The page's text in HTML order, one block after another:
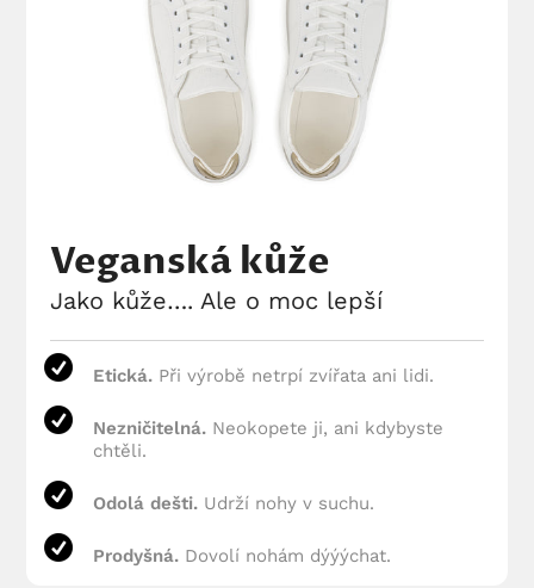
Veganská kůže
Jako kůže…. Ale o moc lepší
Etická. Při výrobě netrpí zvířata ani lidi.
Nezničitelná. Neokopete ji, ani kdybyste
chtěli.
Odolá dešti. Udrží nohy v suchu.
Prodyšná. Dovolí nohám dýýýchat.